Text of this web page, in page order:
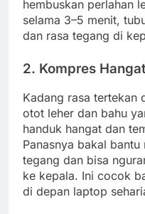
hembuskan perlahan
selama 3–5 menit,
dan rasa tegang di
2. Kompres
Kadang rasa tertekan
otot leher dan bahu
handuk hangat dan
Panasnya bakal
tegang dan bisa
ke kepala. Ini cocok
di depan laptop